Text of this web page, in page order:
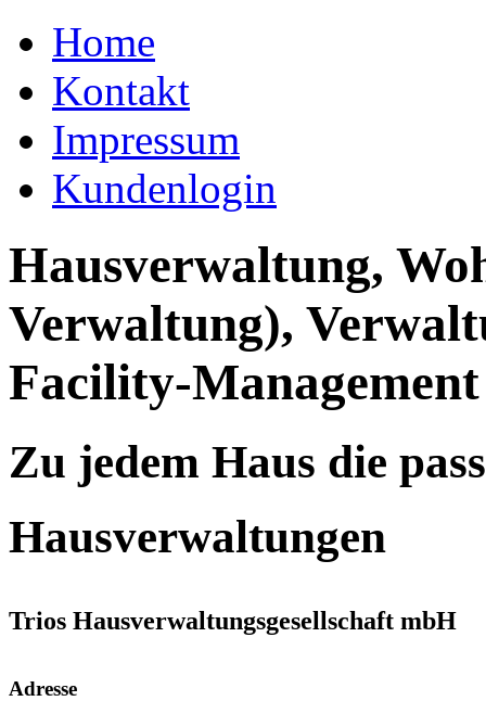
Home
Kontakt
Impressum
Kundenlogin
Hausverwaltung,
Verwaltung),
Facility-Management
Zu jedem Haus die
Hausverwaltungen
Trios Hausverwaltungsgesellschaft mbH
Adresse